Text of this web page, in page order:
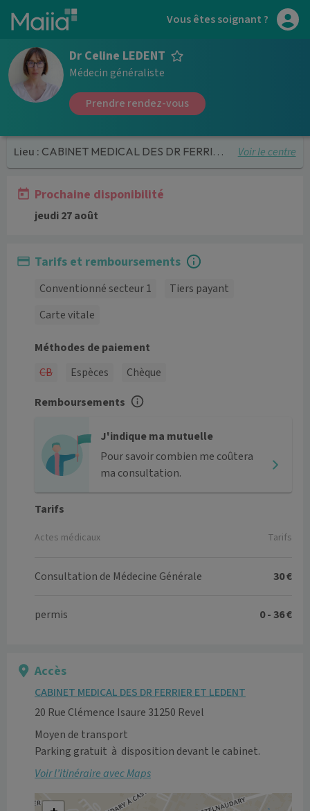
Aller au contenu principal Vous êtes soignant ?
Dr Celine LEDENT
Médecin généraliste
Prendre rendez-vous
Lieu : CABINET MEDICAL DES DR FERRIER ET LEDENT Voir le centre
Prochaine disponibilité
jeudi 27 août
Tarifs et remboursements
Conventionné secteur 1
Tiers payant
Carte vitale
Méthodes de paiement
CB
Espèces
Chèque
Remboursements
J'indique ma mutuelle
Pour savoir combien me coûtera
ma consultation.
Tarifs
Actes médicaux Tarifs
Consultation de Médecine Générale 30 €
permis 0 - 36 €
Accès
CABINET MEDICAL DES DR FERRIER ET LEDENT
20 Rue Clémence Isaure 31250 Revel
Moyen de transport
Parking gratuit  à  disposition devant le cabinet.
Voir l’itinéraire avec Maps